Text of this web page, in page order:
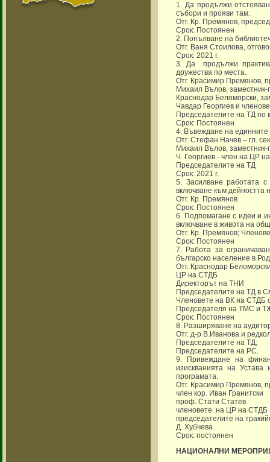
1. Да продължи
събори и прояви там.
Отг. Кр. Премянов,
Срок: Постоянен
2. Попълване на
Отг. Ваня Стоилова,
Срок: 2021 г.
3. Да продължи
дружества по места.
Отг. Красимир Премянов,
Михаил Вълов,
Краснодар Беломорски,
Чавдар Георгиев и
Председателите на ТД по
Срок: Постоянен
4. Въвеждане на единните
Отг. Стефан Начев – гл.
Михаил Вълов,
Ч. Георгиев - член на ЦР
Председателите на ТД
Срок: 2021 г.
5. Засилване работата
включване към дейността
Отг. Кр. Премянов
Срок: Постоянен
6. Подпомагане с идеи и
включване в живота на
Отг. Кр. Премянов;
Срок: Постоянен
7. Работа за
българско население в
Отг. Краснодар
ЦР на СТДБ
Директорът на ТНИ
Председателите на ТД в
Членовете на ВК на СТДБ
Председателя на ТМС и
Срок: Постоянен
8. Разширяване на
Отг. д-р В.Иванова и
Председателите на ТД;
Председателите на РС.
9. Привеждане на
изискванията на
програмата.
Отг. Красимир Премянов,
член кор. Иван Гранитски
проф. Стати Статев
членовете на ЦР на СТДБ
председателите на
Д. Хубчева
Срок: постоянен
НАЦИОНАЛНИ